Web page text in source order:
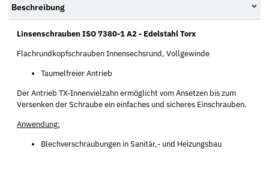
Beschreibung
Linsenschrauben ISO 7380-1 A2 - Edelstahl Torx
Flachrundkopfschrauben Innensechsrund, Vollgewinde
Taumelfreier Antrieb
Der Antrieb TX-Innenvielzahn ermöglicht vom Ansetzen bis zum
Versenken der Schraube ein einfaches und sicheres Einschrauben.
Anwendung:
Blechverschraubungen in Sanitär,- und Heizungsbau